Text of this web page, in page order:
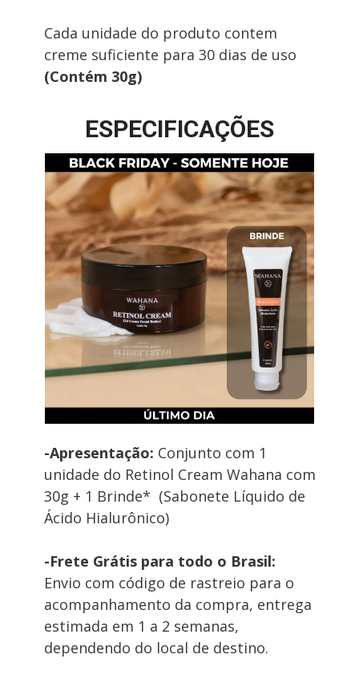
Cada unidade do produto contem
(Contém 30g)
ESPECIFICAÇÕES
-Apresentação: Conjunto com 1
unidade do Retinol Cream Wahana com
30g + 1 Brinde*  (Sabonete Líquido de
Ácido Hialurônico)
-Frete Grátis para todo o Brasil:
Envio com código de rastreio para o
acompanhamento da compra, entrega
estimada em 1 a 2 semanas,
dependendo do local de destino.